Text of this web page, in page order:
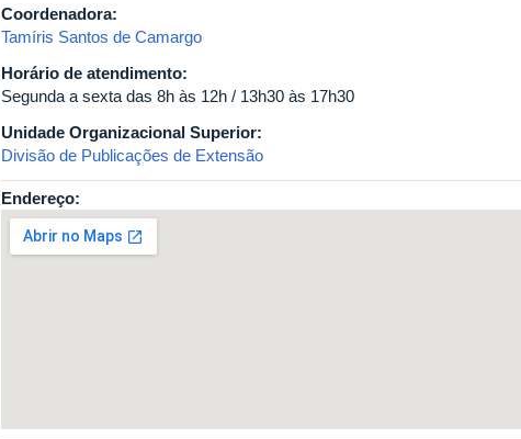
Coordenadora:
Tamíris Santos de Camargo
Horário de atendimento:
Segunda a sexta das 8h às 12h / 13h30 às 17h30
Unidade Organizacional Superior:
Divisão de Publicações de Extensão
Endereço: